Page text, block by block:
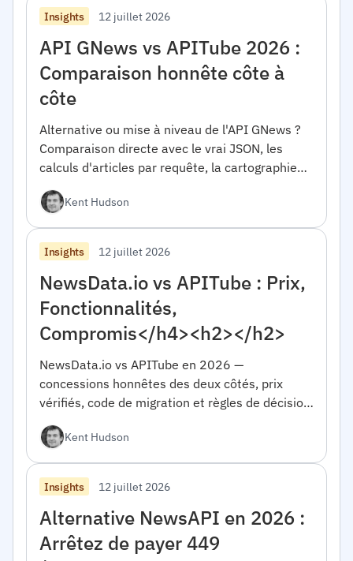
Insights 12 juillet 2026
API GNews vs APITube 2026 :
Comparaison honnête côte à
côte
Alternative ou mise à niveau de l'API GNews ?
Comparaison directe avec le vrai JSON, les
calculs d'articles par requête, la cartographie
Kent Hudson
Insights 12 juillet 2026
NewsData.io vs APITube : Prix,
Fonctionnalités,
Compromis</h4><h2></h2>
NewsData.io vs APITube en 2026 —
concessions honnêtes des deux côtés, prix
vérifiés, code de migration et règles de décision
Kent Hudson
Insights 12 juillet 2026
Alternative NewsAPI en 2026 :
Arrêtez de payer 449